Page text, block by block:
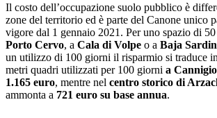
Il costo dell’occupazione suolo pubblico è
zone del territorio ed è parte del Canone unico
vigore dal 1 gennaio 2021. Per uno spazio di
Porto Cervo, a Cala di Volpe o a Baja
un utilizzo di 100 giorni il risparmio si traduce in
metri quadri utilizzati per 100 giorni a
1.165 euro, mentre nel centro storico di
ammonta a 721 euro su base annua.